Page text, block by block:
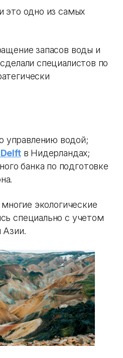
это одно из самых
запасов воды и
специалистов по
управлению водой;
Delftв Нидерландах;
банка по подготовке
экологические
специально с учетом
Азии.